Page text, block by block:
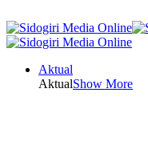
Aktual
AktualShow More